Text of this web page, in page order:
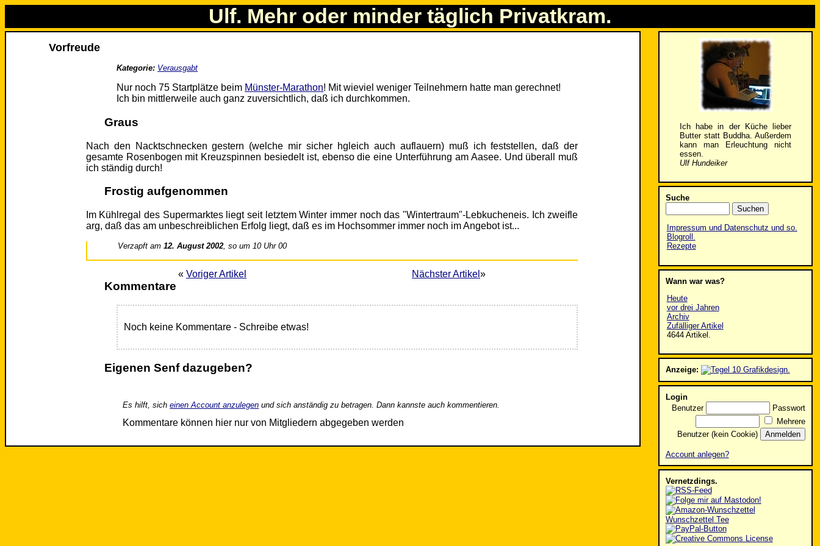
Ulf. Mehr oder minder täglich Privatkram.
Vorfreude
Kategorie: Verausgabt
Nur noch 75 Startplätze beim Münster-Marathon! Mit wieviel weniger Teilnehmern hatte man gerechnet!
Ich bin mittlerweile auch ganz zuversichtlich, daß ich durchkommen.
Graus
Nach den Nacktschnecken gestern (welche mir sicher hgleich auch auflauern) muß ich feststellen, daß der
gesamte Rosenbogen mit Kreuzspinnen besiedelt ist, ebenso die eine Unterführung am Aasee. Und überall muß
ich ständig durch!
Frostig aufgenommen
Im Kühlregal des Supermarktes liegt seit letztem Winter immer noch das "Wintertraum"-Lebkucheneis. Ich zweifle
arg, daß das am unbeschreiblichen Erfolg liegt, daß es im Hochsommer immer noch im Angebot ist...
Verzapft am12. August 2002 , so um 10 Uhr 00
« Voriger Artikel Nächster Artikel »
Kommentare
Noch keine Kommentare - Schreibe etwas!
Eigenen Senf dazugeben?
Es hilft, sicheinen Account anzulegen und sich anständig zu betragen. Dann kannste auch kommentieren.
Kommentare können hier nur von Mitgliedern abgegeben werden
Ich habe in der Küche lieber
Butter statt Buddha. Außerdem
kann man Erleuchtung nicht
essen.
Ulf Hundeiker
Suche
Impressum und Datenschutz und so.
Blogroll.
Rezepte
Wann war was?
Heute
vor drei Jahren
Archiv
Zufälliger Artikel
4644 Artikel.
Anzeige:
Login
Benutzer
Passwort
Mehrere
Benutzer (kein Cookie)
Account anlegen?
Vernetzdings.
Wunschzettel Tee